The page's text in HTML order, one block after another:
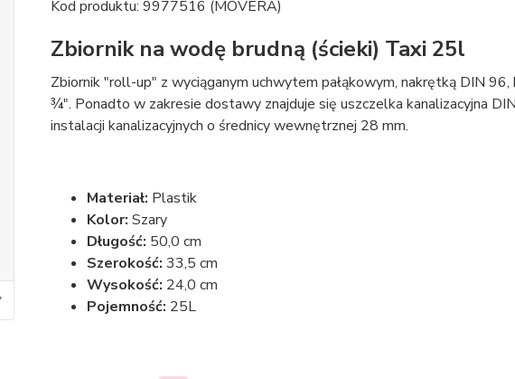
Kod produktu: 9977516 (MOVERA)
Zbiornik na wodę brudną (ścieki) Taxi 25l
Zbiornik "roll-up" z wyciąganym uchwytem pałąkowym, nakrętką DIN
¾". Ponadto w zakresie dostawy znajduje się uszczelka kanalizacyjna
instalacji kanalizacyjnych o średnicy wewnętrznej 28 mm.
Materiał: Plastik
Kolor: Szary
Długość: 50,0 cm
Szerokość: 33,5 cm
Wysokość: 24,0 cm
Pojemność: 25L